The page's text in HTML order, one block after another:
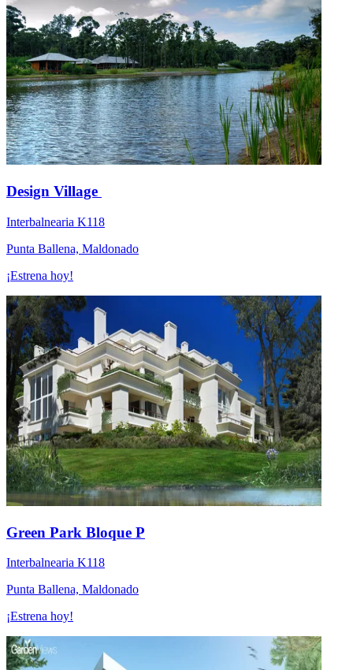
Design Village
Interbalnearia K118
Punta Ballena, Maldonado
¡Estrena hoy!
Green Park Bloque P
Interbalnearia K118
Punta Ballena, Maldonado
¡Estrena hoy!